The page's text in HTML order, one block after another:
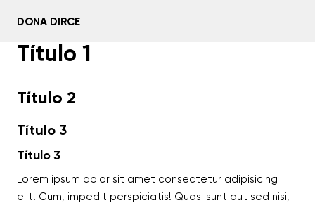
DONA DIRCE
Histórias
Mídias
Título 1
Título 2
Título 3
Título 3
Lorem ipsum dolor sit amet consectetur adipisicing
elit. Cum, impedit perspiciatis! Quasi sunt aut sed nisi,